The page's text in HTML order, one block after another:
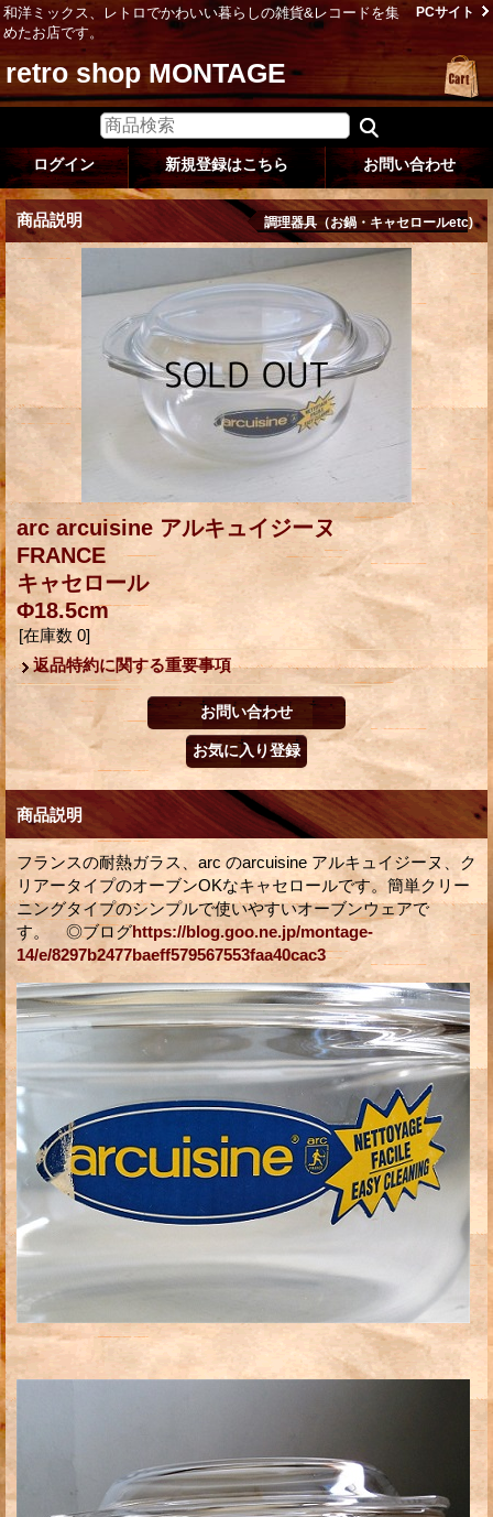
和洋ミックス、レトロでかわいい暮らしの雑貨&レコードを集
めたお店です。
PCサイト
retro shop MONTAGE
ログイン 新規登録はこちら お問い合わせ
商品説明 調理器具（お鍋・キャセロールetc)
arc arcuisine アルキュイジーヌ
FRANCE
キャセロール
Φ18.5cm
[在庫数 0]
返品特約に関する重要事項
商品説明
フランスの耐熱ガラス、arc のarcuisine アルキュイジーヌ、ク
リアータイプのオーブンOKなキャセロールです。簡単クリー
ニングタイプのシンプルで使いやすいオーブンウェアで
す。 ◎ブログhttps://blog.goo.ne.jp/montage-
14/e/8297b2477baeff579567553faa40cac3